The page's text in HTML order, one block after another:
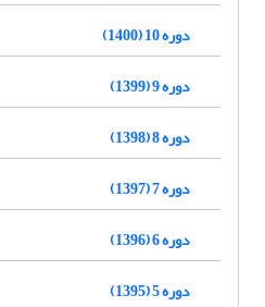
دوره 10 (1400)
دوره 9 (1399)
دوره 8 (1398)
دوره 7 (1397)
دوره 6 (1396)
دوره 5 (1395)